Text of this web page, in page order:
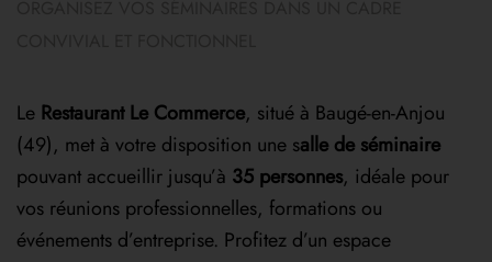
Le Restaurant Le Commerce, situé à Baugé-en-Anjou
(49), met à votre disposition une salle de séminaire
pouvant accueillir jusqu’à 35 personnes, idéale pour
vos réunions professionnelles, formations ou
événements d’entreprise. Profitez d’un espace